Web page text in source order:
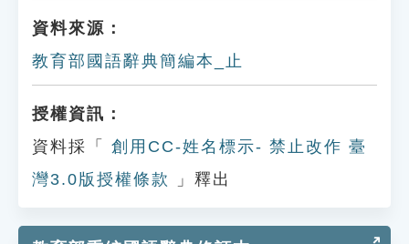
資料來源：
教育部國語辭典簡編本_止
授權資訊：
資料採「
創用CC-姓名標示- 禁止改作 臺
灣3.0版授權條款
」釋出